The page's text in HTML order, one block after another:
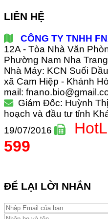
LIÊN HỆ
CÔNG TY TNHH
12A - Tòa Nhà Văn
Phường Nam Nha
Nhà Máy: KCN Suối
xã Cam Hiệp - Khánh
mail:
Giám Đốc: Huỳnh
hoạch và đầu tư tỉnh
19/07/2016
599
ĐỂ LẠI LỜI NHẮN